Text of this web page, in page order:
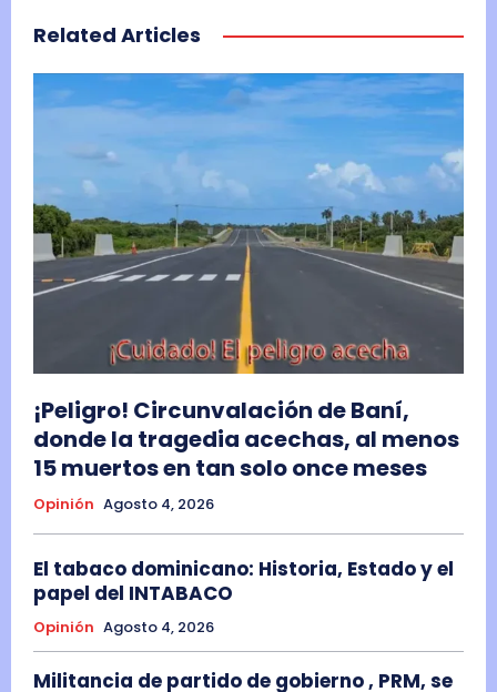
Related Articles
¡Peligro! Circunvalación de Baní,
donde la tragedia acechas, al menos
15 muertos en tan solo once meses
Opinión Agosto 4, 2026
El tabaco dominicano: Historia, Estado y el
papel del INTABACO
Opinión Agosto 4, 2026
Militancia de partido de gobierno , PRM, se